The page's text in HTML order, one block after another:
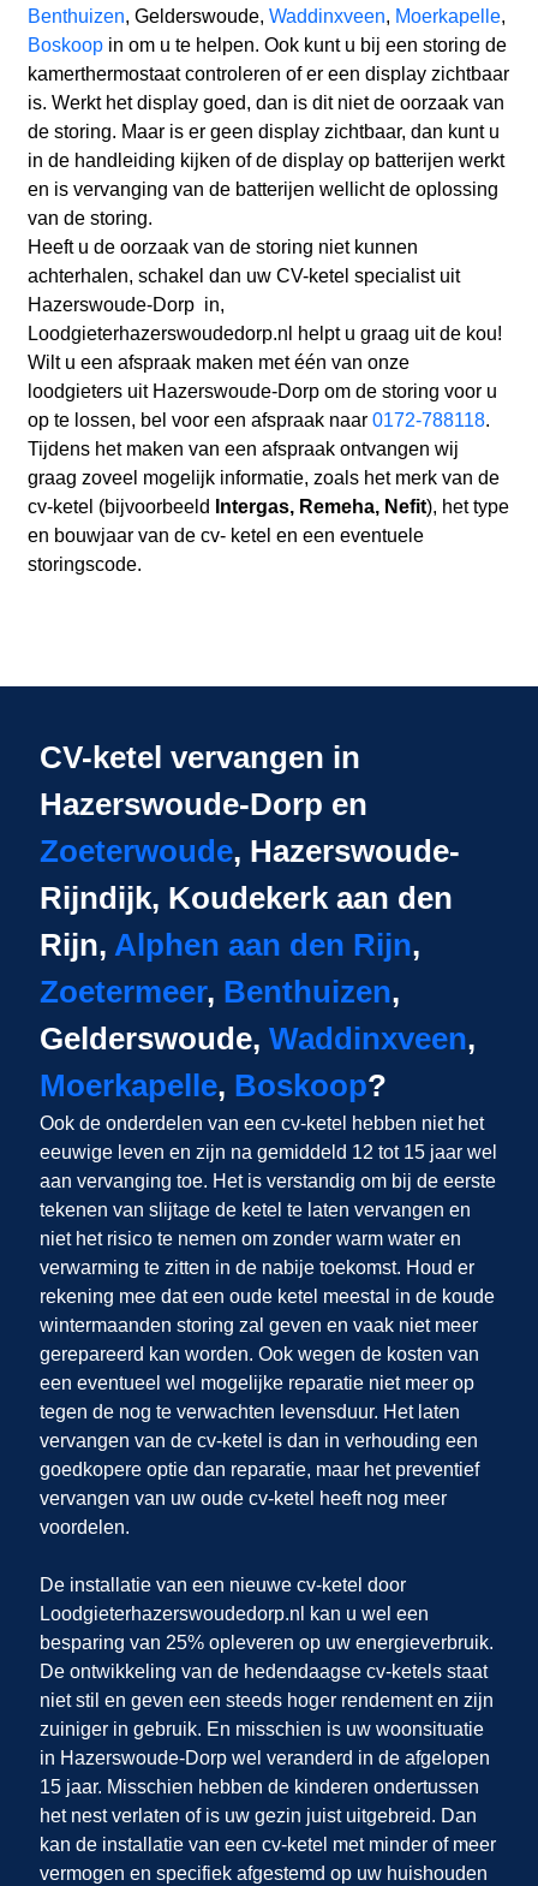
Benthuizen, Gelderswoude, Waddinxveen, Moerkapelle,
Boskoop in om u te helpen. Ook kunt u bij een storing de
kamerthermostaat controleren of er een display zichtbaar
is. Werkt het display goed, dan is dit niet de oorzaak van
de storing. Maar is er geen display zichtbaar, dan kunt u
in de handleiding kijken of de display op batterijen werkt
en is vervanging van de batterijen wellicht de oplossing
van de storing.
Heeft u de oorzaak van de storing niet kunnen
achterhalen, schakel dan uw CV-ketel specialist uit
Hazerswoude-Dorp in,
Loodgieterhazerswoudedorp.nl helpt u graag uit de kou!
Wilt u een afspraak maken met één van onze
loodgieters uit Hazerswoude-Dorp om de storing voor u
op te lossen, bel voor een afspraak naar 0172-788118.
Tijdens het maken van een afspraak ontvangen wij
graag zoveel mogelijk informatie, zoals het merk van de
cv-ketel (bijvoorbeeld
Intergas, Remeha, Nefit), het type
en bouwjaar van de cv- ketel en een eventuele
storingscode.
CV-ketel vervangen in
Hazerswoude-Dorp en
Zoeterwoude, Hazerswoude-
Rijndijk, Koudekerk aan den
Rijn, Alphen aan den Rijn,
Zoetermeer, Benthuizen,
Gelderswoude, Waddinxveen,
Moerkapelle, Boskoop?
Ook de onderdelen van een cv-ketel hebben niet het
eeuwige leven en zijn na gemiddeld 12 tot 15 jaar wel
aan vervanging toe. Het is verstandig om bij de eerste
tekenen van slijtage de ketel te laten vervangen en
niet het risico te nemen om zonder warm water en
verwarming te zitten in de nabije toekomst. Houd er
rekening mee dat een oude ketel meestal in de koude
wintermaanden storing zal geven en vaak niet meer
gerepareerd kan worden. Ook wegen de kosten van
een eventueel wel mogelijke reparatie niet meer op
tegen de nog te verwachten levensduur. Het laten
vervangen van de cv-ketel is dan in verhouding een
goedkopere optie dan reparatie, maar het preventief
vervangen van uw oude cv-ketel heeft nog meer
voordelen.
De installatie van een nieuwe cv-ketel door
Loodgieterhazerswoudedorp.nl
kan u wel een
besparing van 25% opleveren op uw energieverbruik.
De ontwikkeling van de hedendaagse cv-ketels staat
niet stil en geven een steeds hoger rendement en zijn
zuiniger in gebruik. En misschien is uw woonsituatie
in Hazerswoude-Dorp wel veranderd in de afgelopen
15 jaar. Misschien hebben de kinderen ondertussen
het nest verlaten of is uw gezin juist uitgebreid. Dan
kan de installatie van een cv-ketel met minder of meer
vermogen en specifiek afgestemd op uw huishouden